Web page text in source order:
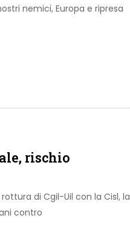
nemici, Europa e ripresa
rischio
di Cgil-Uil con la Cisl, la
contro